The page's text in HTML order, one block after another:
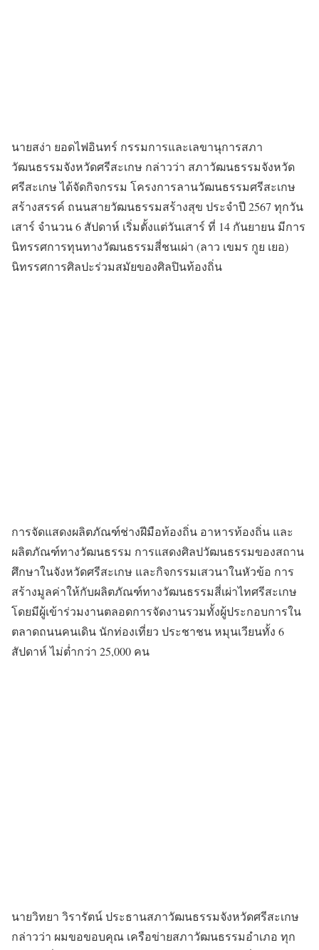
นายสง่า ยอดไฟอินทร์ กรรมการและเลขานุการสภา
วัฒนธรรมจังหวัดศรีสะเกษ กล่าวว่า สภาวัฒนธรรมจังหวัด
ศรีสะเกษ ได้จัดกิจกรรม โครงการลานวัฒนธรรมศรีสะเกษ
สร้างสรรค์ ถนนสายวัฒนธรรมสร้างสุข ประจำปี 2567 ทุกวัน
เสาร์ จำนวน 6 สัปดาห์ เริ่มตั้งแต่วันเสาร์ ที่ 14 กันยายน มีการ
นิทรรศการทุนทางวัฒนธรรมสี่ชนเผ่า (ลาว เขมร กูย เยอ)
นิทรรศการศิลปะร่วมสมัยของศิลปินท้องถิ่น
การจัดแสดงผลิตภัณฑ์ช่างฝีมือท้องถิ่น อาหารท้องถิ่น และ
ผลิตภัณฑ์ทางวัฒนธรรม การแสดงศิลปวัฒนธรรมของสถาน
ศึกษาในจังหวัดศรีสะเกษ และกิจกรรมเสวนาในหัวข้อ การ
สร้างมูลค่าให้กับผลิตภัณฑ์ทางวัฒนธรรมสี่เผ่าไทศรีสะเกษ
โดยมีผู้เข้าร่วมงานตลอดการจัดงานรวมทั้งผู้ประกอบการใน
ตลาดถนนคนเดิน นักท่องเที่ยว ประชาชน หมุนเวียนทั้ง 6
สัปดาห์ ไม่ต่ำกว่า 25,000 คน
นายวิทยา วิรารัตน์ ประธานสภาวัฒนธรรมจังหวัดศรีสะเกษ
กล่าวว่า ผมขอขอบคุณ เครือข่ายสภาวัฒนธรรมอำเภอ ทุก